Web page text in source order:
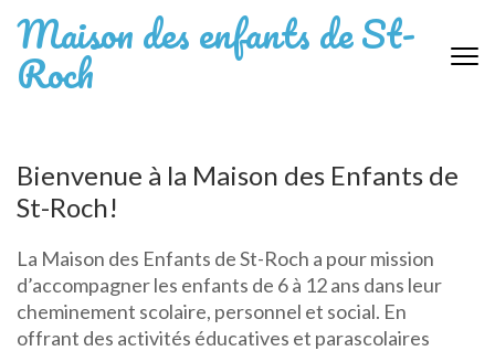
contenu
(Pressez
Maison des enfants de St-
Roch
Bienvenue à la Maison des Enfants de
St-Roch!
La Maison des Enfants de St-Roch a pour mission
d’accompagner les enfants de 6 à 12 ans dans leur
cheminement scolaire, personnel et social. En
offrant des activités éducatives et parascolaires